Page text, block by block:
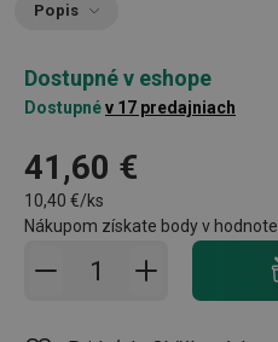
Popis
Dostupné v eshope
Dostupnév 17 predajniach
41,60 €
10,40 €/ks
Nákupom získate body v hodnote
Pridať do košíka - počet